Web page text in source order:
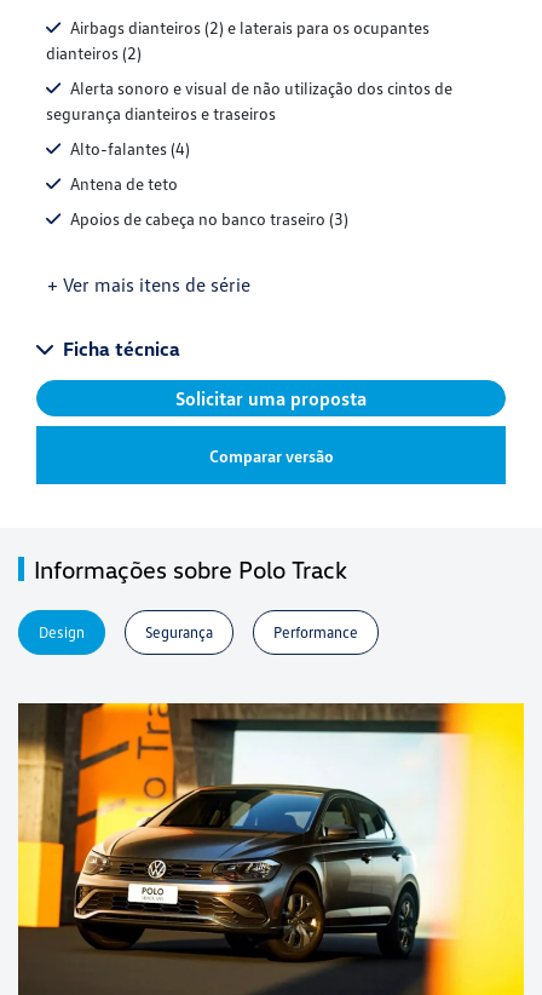
Airbags dianteiros (2) e laterais para os ocupantes
dianteiros (2)
Alerta sonoro e visual de não utilização dos cintos de
segurança dianteiros e traseiros
Alto-falantes (4)
Antena de teto
Apoios de cabeça no banco traseiro (3)
+ Ver mais itens de série
Ficha técnica
Solicitar uma proposta
Comparar versão
Informações sobre Polo Track
Design Segurança Performance